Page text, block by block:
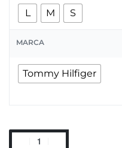
L M S
MARCA
Tommy Hilfiger